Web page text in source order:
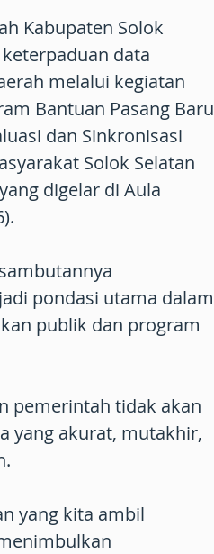
Kabupaten Solok
data
melalui kegiatan
Bantuan Pasang Baru
dan Sinkronisasi
Solok Selatan
digelar di Aula
pondasi utama dalam
publik dan program
pemerintah tidak akan
yang akurat, mutakhir,
yang kita ambil